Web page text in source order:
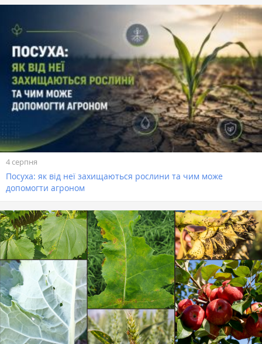
4 серпня
Посуха: як від неї захищаються рослини та чим може
допомогти агроном